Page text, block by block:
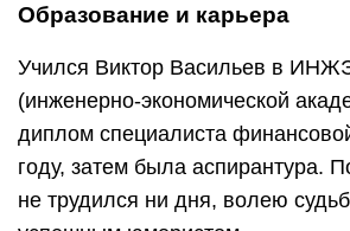
Образование и карьера
Учился Виктор Васильев в
(инженерно-экономической
диплом специалиста
году, затем была аспирантура.
не трудился ни дня, волею